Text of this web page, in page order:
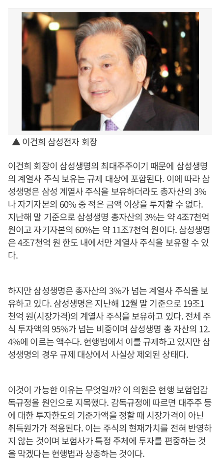
▲ 이건희 삼성전자 회장
이건희 회장이 삼성생명의 최대주주이기 때문에 삼성생명
의 계열사 주식 보유는 규제 대상에 포함된다. 이에 따라 삼
성생명은 삼성 계열사 주식을 보유하더라도 총자산의 3%
나 자기자본의 60% 중 적은 금액 이상을 투자할 수 없다.
지난해 말 기준으로 삼성생명 총자산의 3%는 약 4조7천억
원이고 자기자본의 60%는 약 11조7천억 원이다. 삼성생명
은 4조7천억 원 한도 내에서만 계열사 주식을 보유할 수 있
다.
하지만 삼성생명은 총자산의 3%가 넘는 계열사 주식을 보
유하고 있다. 삼성생명은 지난해 12월 말 기준으로 19조1
천억 원(시장가격)의 계열사 주식을 보유하고 있다. 전체 주
식 투자액의 95%가 넘는 비중이며 삼성생명 총 자산의 12.
4%에 이르는 액수다. 현행법에서 이를 규제하고 있지만 삼
성생명의 경우 규제 대상에서 사실상 제외된 상태다.
이것이 가능한 이유는 무엇일까? 이 의원은 현행 보험업감
독규정을 원인으로 지목했다. 감독규정에 따르면 대주주 등
에 대한 투자한도의 기준가액을 정할 때 시장가격이 아닌
취득원가가 적용된다. 이는 주식의 현재가치를 전혀 반영하
지 않는 것이며 보험사가 특정 주체에 투자를 편중하는 것
을 막겠다는 현행법과 상충하는 것이다.